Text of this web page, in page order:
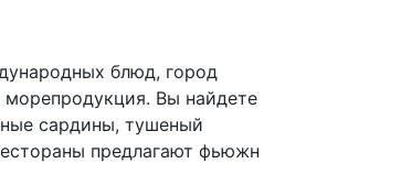
блюд, город
Вы найдете
сардины, тушеный
предлагают фьюжн